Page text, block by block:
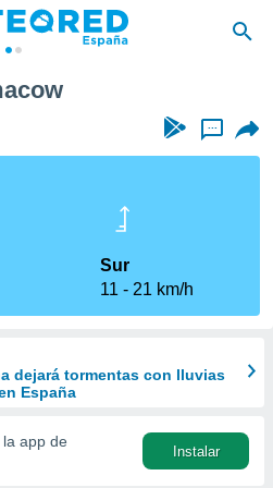
...
Sur
11
21 km/h
dejará tormentas con lluvias
España
la app de
Instalar